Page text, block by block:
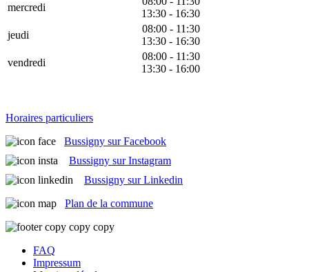
mercredi
13:30 - 16:30
jeudi
08:00 - 11:30
13:30 - 16:30
vendredi
08:00 - 11:30
13:30 - 16:00
Horaires particuliers
Bussigny sur Facebook
Bussigny sur Instagram
Bussigny sur Linkedin
Plan de la commune
FAQ
Impressum